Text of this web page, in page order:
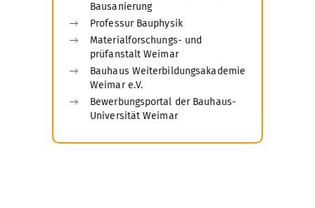
Bausanierung
Professur Bauphysik
Materialforschungs- und
prüfanstalt Weimar
Bauhaus Weiterbildungsakademie
Weimar e.V.
Bewerbungsportal der Bauhaus-
Universität Weimar